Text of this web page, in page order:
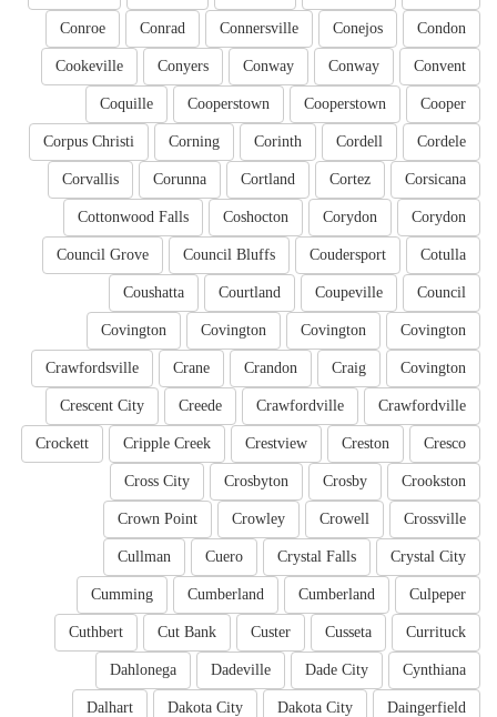
Condon
Conejos
Connersville
Conrad
Conroe
Convent
Conway
Conway
Conyers
Cookeville
Cooper
Cooperstown
Cooperstown
Coquille
Cordele
Cordell
Corinth
Corning
Corpus Christi
Corsicana
Cortez
Cortland
Corunna
Corvallis
Corydon
Corydon
Coshocton
Cottonwood Falls
Cotulla
Coudersport
Council Bluffs
Council Grove
Council
Coupeville
Courtland
Coushatta
Covington
Covington
Covington
Covington
Covington
Craig
Crandon
Crane
Crawfordsville
Crawfordville
Crawfordville
Creede
Crescent City
Cresco
Creston
Crestview
Cripple Creek
Crockett
Crookston
Crosby
Crosbyton
Cross City
Crossville
Crowell
Crowley
Crown Point
Crystal City
Crystal Falls
Cuero
Cullman
Culpeper
Cumberland
Cumberland
Cumming
Currituck
Cusseta
Custer
Cut Bank
Cuthbert
Cynthiana
Dade City
Dadeville
Dahlonega
Daingerfield
Dakota City
Dakota City
Dalhart